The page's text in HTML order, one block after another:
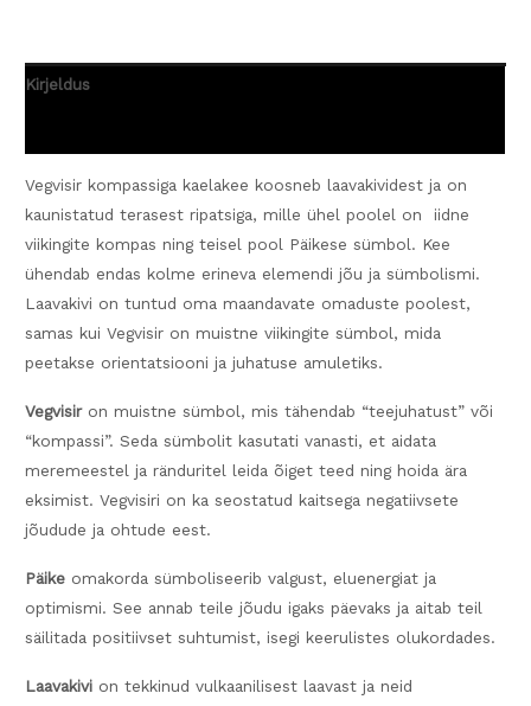
Kirjeldus
Vegvisir kompassiga kaelakee koosneb laavakividest ja on
kaunistatud terasest ripatsiga, mille ühel poolel on iidne
viikingite kompas ning teisel pool Päikese sümbol. Kee
ühendab endas kolme erineva elemendi jõu ja sümbolismi.
Laavakivi on tuntud oma maandavate omaduste poolest,
samas kui Vegvisir on muistne viikingite sümbol, mida
peetakse orientatsiooni ja juhatuse amuletiks.
Vegvisir on muistne sümbol, mis tähendab “teejuhatust” või
“kompassi”. Seda sümbolit kasutati vanasti, et aidata
meremeestel ja ränduritel leida õiget teed ning hoida ära
eksimist. Vegvisiri on ka seostatud kaitsega negatiivsete
jõudude ja ohtude eest.
Päike omakorda sümboliseerib valgust, eluenergiat ja
optimismi. See annab teile jõudu igaks päevaks ja aitab teil
säilitada positiivset suhtumist, isegi keerulistes olukordades.
Laavakivi on tekkinud vulkaanilisest laavast ja neid